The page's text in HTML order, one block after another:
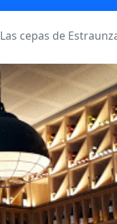
Las cepas de